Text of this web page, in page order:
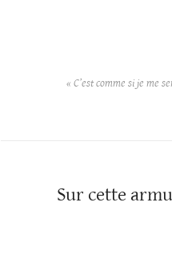
« C’est comme si je me
Sur cette